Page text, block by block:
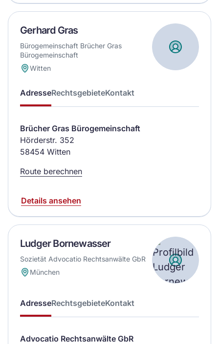
Gerhard Gras
Bürogemeinschaft Brücher Gras
Bürogemeinschaft
Witten
AdresseRechtsgebieteKontakt
Brücher Gras Bürogemeinschaft
Hörderstr. 352
58454 Witten
Route berechnen
Details ansehen
Ludger Bornewasser
Sozietät Advocatio Rechtsanwälte GbR
München
AdresseRechtsgebieteKontakt
Advocatio Rechtsanwälte GbR